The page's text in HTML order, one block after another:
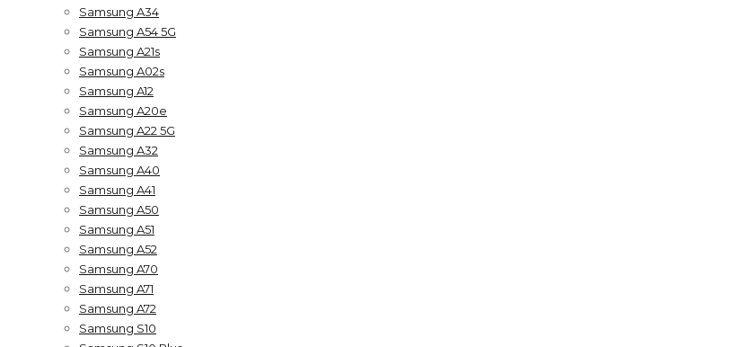
Samsung A34
Samsung A54 5G
Samsung A21s
Samsung A02s
Samsung A12
Samsung A20e
Samsung A22 5G
Samsung A32
Samsung A40
Samsung A41
Samsung A50
Samsung A51
Samsung A52
Samsung A70
Samsung A71
Samsung A72
Samsung S10